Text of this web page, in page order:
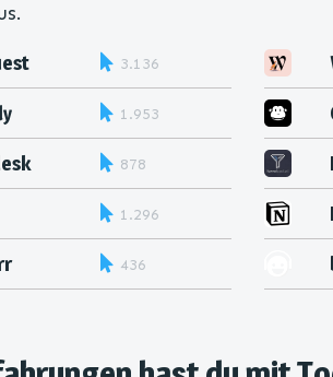
3.136
1.953
878
1.296
436